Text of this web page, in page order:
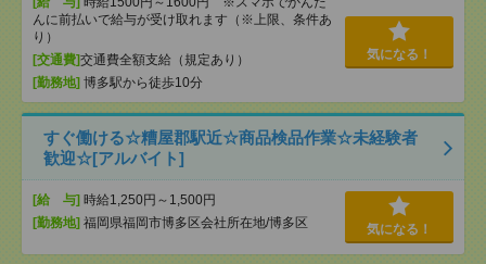
んに前払いで給与が受け取れます（※上限、条件あ
り）
[交通費]交通費全額支給（規定あり）
[勤務地] 博多駅から徒歩10分
気になる！
すぐ働ける☆糟屋郡駅近☆商品検品作業☆未経験者
歓迎☆[アルバイト]
[給 与] 時給1,250円～1,500円
[勤務地] 福岡県福岡市博多区会社所在地/博多区 気になる！